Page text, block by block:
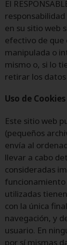
El
en su sitio web
efectivo de que
manipulada o
mismo o, si lo
retirar los datos
Uso de Cookies
Este sitio web
(pequeños
envía al
llevar a cabo
consideradas
funcionamiento
utilizadas
con la única
navegación, y
usuario. En
por sí mismas